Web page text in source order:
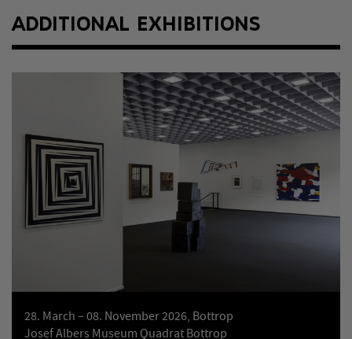
ADDITIONAL EXHIBITIONS
28. March – 08. November 2026, Bottrop
Josef Albers Museum Quadrat Bottrop